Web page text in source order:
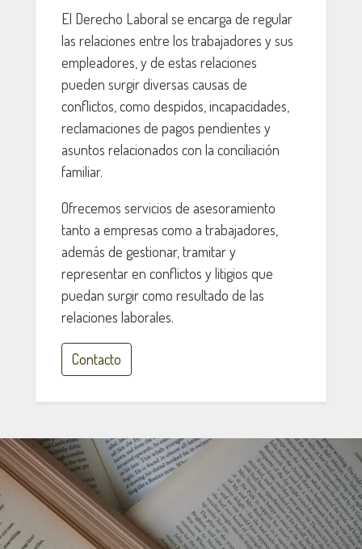
El Derecho Laboral se encarga de regular
las relaciones entre los trabajadores y sus
empleadores, y de estas relaciones
pueden surgir diversas causas de
conflictos, como despidos, incapacidades,
reclamaciones de pagos pendientes y
asuntos relacionados con la conciliación
familiar.
Ofrecemos servicios de asesoramiento
tanto a empresas como a trabajadores,
además de gestionar, tramitar y
representar en conflictos y litigios que
puedan surgir como resultado de las
relaciones laborales.
Contacto